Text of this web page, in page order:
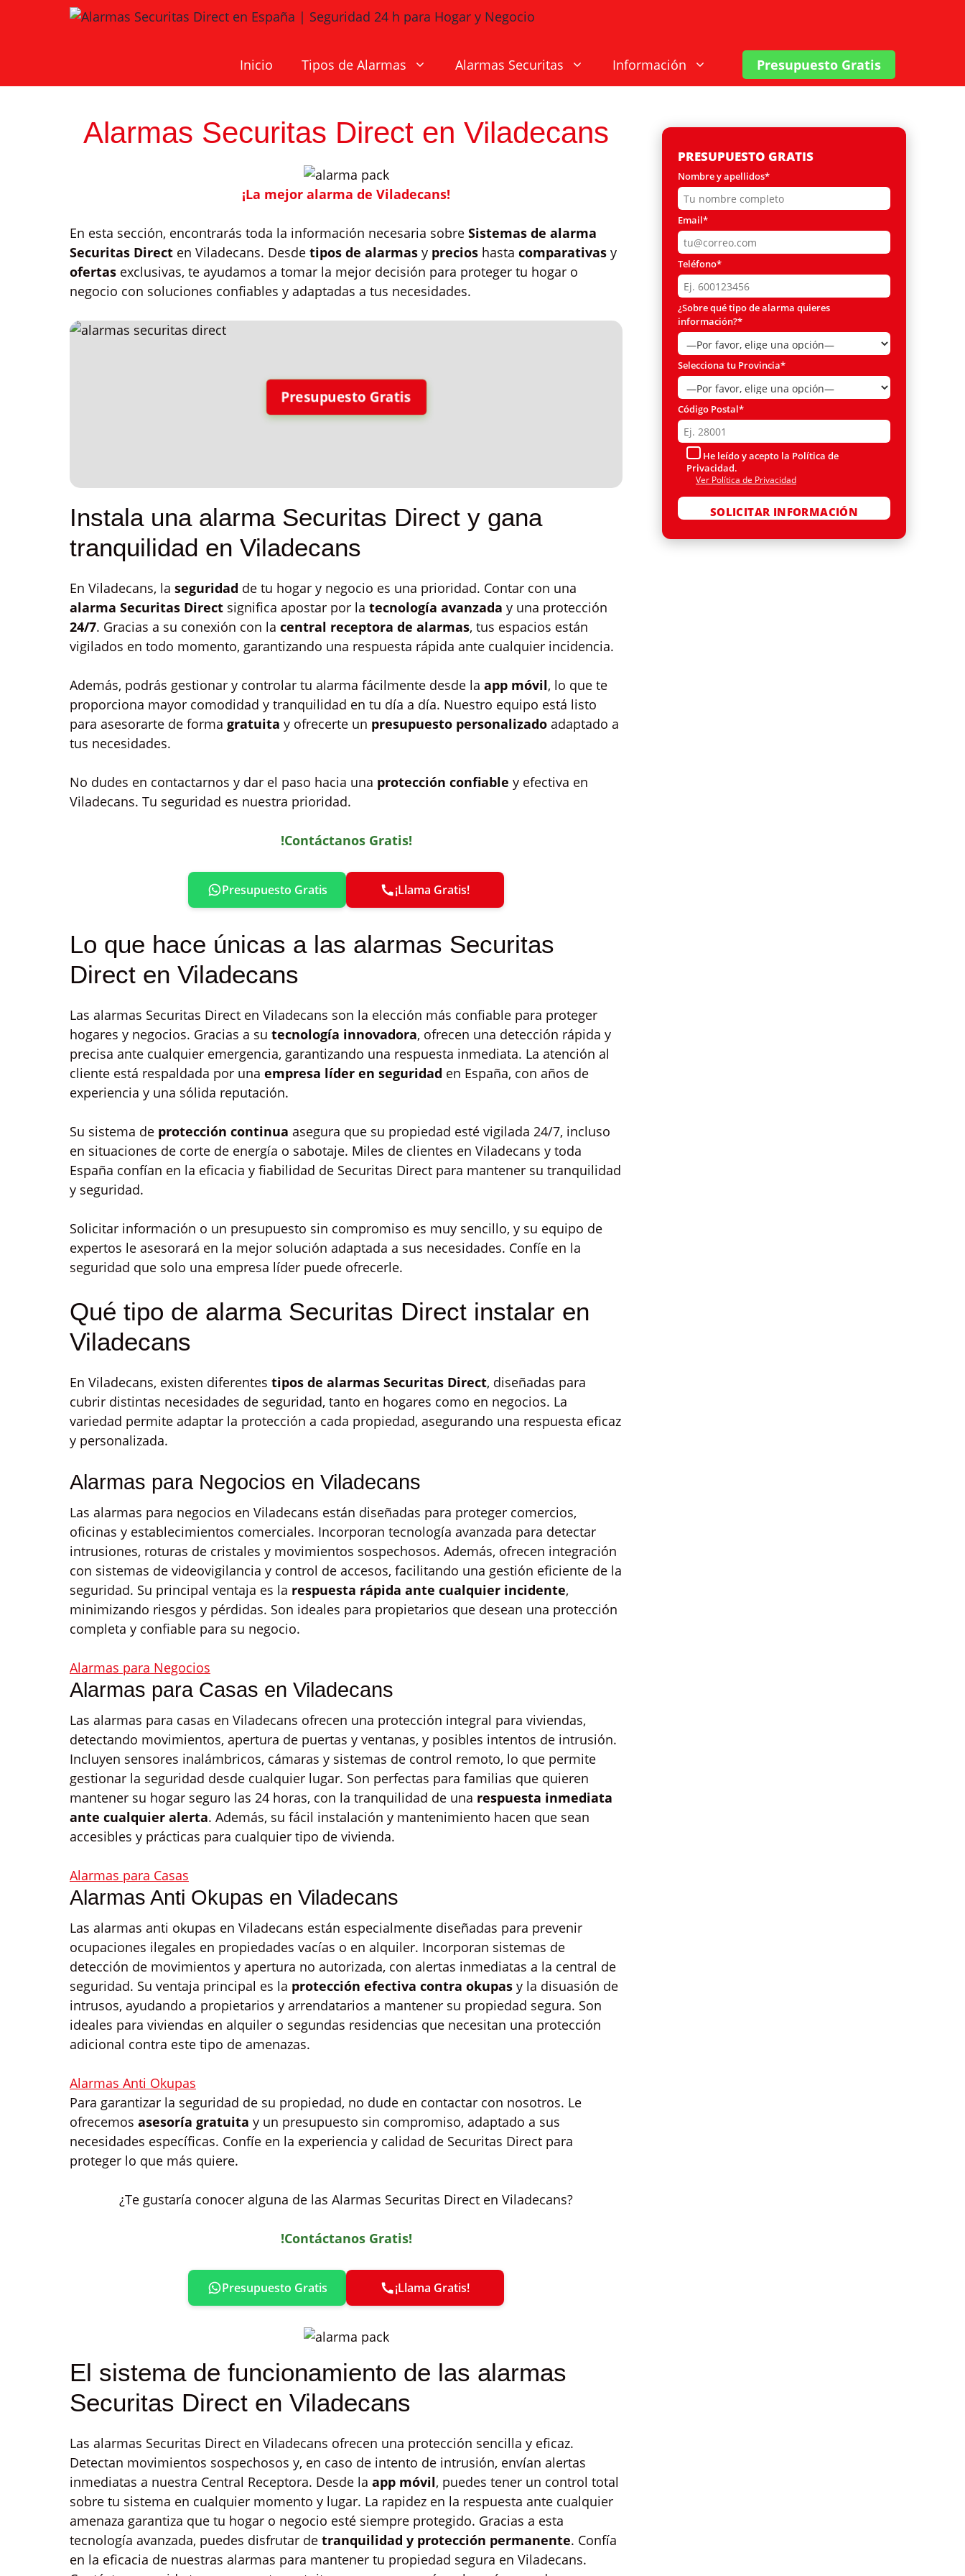
Inicio
Tipos de Alarmas Alarmas Securitas Información Presupuesto Gratis
Alarmas Securitas Direct en Viladecans
¡La mejor alarma de Viladecans!
En esta sección, encontrarás toda la información necesaria sobre Sistemas de alarma
Securitas Direct en Viladecans. Desde tipos de alarmas y precios hasta comparativas y
ofertas exclusivas, te ayudamos a tomar la mejor decisión para proteger tu hogar o
negocio con soluciones confiables y adaptadas a tus necesidades.
Presupuesto Gratis
Instala una alarma Securitas Direct y gana
tranquilidad en Viladecans
En Viladecans, la seguridad de tu hogar y negocio es una prioridad. Contar con una
alarma Securitas Direct significa apostar por la tecnología avanzada y una protección
24/7. Gracias a su conexión con la central receptora de alarmas, tus espacios están
vigilados en todo momento, garantizando una respuesta rápida ante cualquier incidencia.
Además, podrás gestionar y controlar tu alarma fácilmente desde la app móvil, lo que te
proporciona mayor comodidad y tranquilidad en tu día a día. Nuestro equipo está listo
para asesorarte de forma gratuita y ofrecerte un presupuesto personalizado adaptado a
tus necesidades.
No dudes en contactarnos y dar el paso hacia una protección confiable y efectiva en
Viladecans. Tu seguridad es nuestra prioridad.
!Contáctanos Gratis!
Presupuesto Gratis ¡Llama Gratis!
Lo que hace únicas a las alarmas Securitas
Direct en Viladecans
Las alarmas Securitas Direct en Viladecans son la elección más confiable para proteger
hogares y negocios. Gracias a su tecnología innovadora, ofrecen una detección rápida y
precisa ante cualquier emergencia, garantizando una respuesta inmediata. La atención al
cliente está respaldada por una empresa líder en seguridad en España, con años de
experiencia y una sólida reputación.
Su sistema de protección continua asegura que su propiedad esté vigilada 24/7, incluso
en situaciones de corte de energía o sabotaje. Miles de clientes en Viladecans y toda
España confían en la eficacia y fiabilidad de Securitas Direct para mantener su tranquilidad
y seguridad.
Solicitar información o un presupuesto sin compromiso es muy sencillo, y su equipo de
expertos le asesorará en la mejor solución adaptada a sus necesidades. Confíe en la
seguridad que solo una empresa líder puede ofrecerle.
Qué tipo de alarma Securitas Direct instalar en
Viladecans
En Viladecans, existen diferentes tipos de alarmas Securitas Direct, diseñadas para
cubrir distintas necesidades de seguridad, tanto en hogares como en negocios. La
variedad permite adaptar la protección a cada propiedad, asegurando una respuesta eficaz
y personalizada.
Alarmas para Negocios en Viladecans
Las alarmas para negocios en Viladecans están diseñadas para proteger comercios,
oficinas y establecimientos comerciales. Incorporan tecnología avanzada para detectar
intrusiones, roturas de cristales y movimientos sospechosos. Además, ofrecen integración
con sistemas de videovigilancia y control de accesos, facilitando una gestión eficiente de la
seguridad. Su principal ventaja es la respuesta rápida ante cualquier incidente,
minimizando riesgos y pérdidas. Son ideales para propietarios que desean una protección
completa y confiable para su negocio.
Alarmas para Negocios
Alarmas para Casas en Viladecans
Las alarmas para casas en Viladecans ofrecen una protección integral para viviendas,
detectando movimientos, apertura de puertas y ventanas, y posibles intentos de intrusión.
Incluyen sensores inalámbricos, cámaras y sistemas de control remoto, lo que permite
gestionar la seguridad desde cualquier lugar. Son perfectas para familias que quieren
mantener su hogar seguro las 24 horas, con la tranquilidad de una respuesta inmediata
ante cualquier alerta. Además, su fácil instalación y mantenimiento hacen que sean
accesibles y prácticas para cualquier tipo de vivienda.
Alarmas para Casas
Alarmas Anti Okupas en Viladecans
Las alarmas anti okupas en Viladecans están especialmente diseñadas para prevenir
ocupaciones ilegales en propiedades vacías o en alquiler. Incorporan sistemas de
detección de movimientos y apertura no autorizada, con alertas inmediatas a la central de
seguridad. Su ventaja principal es la protección efectiva contra okupas y la disuasión de
intrusos, ayudando a propietarios y arrendatarios a mantener su propiedad segura. Son
ideales para viviendas en alquiler o segundas residencias que necesitan una protección
adicional contra este tipo de amenazas.
Alarmas Anti Okupas
Para garantizar la seguridad de su propiedad, no dude en contactar con nosotros. Le
ofrecemos asesoría gratuita y un presupuesto sin compromiso, adaptado a sus
necesidades específicas. Confíe en la experiencia y calidad de Securitas Direct para
proteger lo que más quiere.
¿Te gustaría conocer alguna de las Alarmas Securitas Direct en Viladecans?
!Contáctanos Gratis!
Presupuesto Gratis ¡Llama Gratis!
El sistema de funcionamiento de las alarmas
Securitas Direct en Viladecans
Las alarmas Securitas Direct en Viladecans ofrecen una protección sencilla y eficaz.
Detectan movimientos sospechosos y, en caso de intento de intrusión, envían alertas
inmediatas a nuestra Central Receptora. Desde la app móvil, puedes tener un control total
sobre tu sistema en cualquier momento y lugar. La rapidez en la respuesta ante cualquier
amenaza garantiza que tu hogar o negocio esté siempre protegido. Gracias a esta
tecnología avanzada, puedes disfrutar de tranquilidad y protección permanente. Confía
en la eficacia de nuestras alarmas para mantener tu propiedad segura en Viladecans.
PRESUPUESTO GRATIS
Nombre y apellidos*
Email*
Teléfono*
¿Sobre qué tipo de alarma quieres
información?*
Selecciona tu Provincia*
Código Postal*
He leído y acepto la Política de
Privacidad.
Ver Política de Privacidad
Por favor, deja este campo vacío.